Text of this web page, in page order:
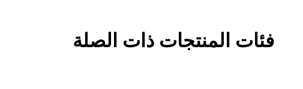
فئات المنتجات ذات الصلة